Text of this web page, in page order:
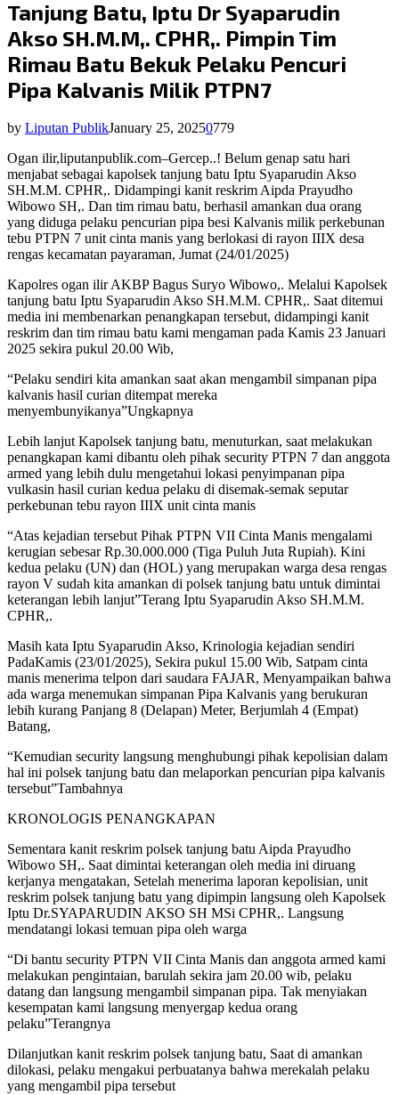
Tanjung Batu, Iptu Dr Syaparudin
Akso SH.M.M,. CPHR,. Pimpin Tim
Rimau Batu Bekuk Pelaku Pencuri
Pipa Kalvanis Milik PTPN7
by Liputan PublikJanuary 25, 20250779
Ogan ilir,liputanpublik.com–Gercep..! Belum genap satu hari
menjabat sebagai kapolsek tanjung batu Iptu Syaparudin Akso
SH.M.M. CPHR,. Didampingi kanit reskrim Aipda Prayudho
Wibowo SH,. Dan tim rimau batu, berhasil amankan dua orang
yang diduga pelaku pencurian pipa besi Kalvanis milik perkebunan
tebu PTPN 7 unit cinta manis yang berlokasi di rayon IIIX desa
rengas kecamatan payaraman, Jumat (24/01/2025)
Kapolres ogan ilir AKBP Bagus Suryo Wibowo,. Melalui Kapolsek
tanjung batu Iptu Syaparudin Akso SH.M.M. CPHR,. Saat ditemui
media ini membenarkan penangkapan tersebut, didampingi kanit
reskrim dan tim rimau batu kami mengaman pada Kamis 23 Januari
2025 sekira pukul 20.00 Wib,
“Pelaku sendiri kita amankan saat akan mengambil simpanan pipa
kalvanis hasil curian ditempat mereka
menyembunyikanya”Ungkapnya
Lebih lanjut Kapolsek tanjung batu, menuturkan, saat melakukan
penangkapan kami dibantu oleh pihak security PTPN 7 dan anggota
armed yang lebih dulu mengetahui lokasi penyimpanan pipa
vulkasin hasil curian kedua pelaku di disemak-semak seputar
perkebunan tebu rayon IIIX unit cinta manis
“Atas kejadian tersebut Pihak PTPN VII Cinta Manis mengalami
kerugian sebesar Rp.30.000.000 (Tiga Puluh Juta Rupiah). Kini
kedua pelaku (UN) dan (HOL) yang merupakan warga desa rengas
rayon V sudah kita amankan di polsek tanjung batu untuk dimintai
keterangan lebih lanjut”Terang Iptu Syaparudin Akso SH.M.M.
CPHR,.
Masih kata Iptu Syaparudin Akso, Krinologia kejadian sendiri
PadaKamis (23/01/2025), Sekira pukul 15.00 Wib, Satpam cinta
manis menerima telpon dari saudara FAJAR, Menyampaikan bahwa
ada warga menemukan simpanan Pipa Kalvanis yang berukuran
lebih kurang Panjang 8 (Delapan) Meter, Berjumlah 4 (Empat)
Batang,
“Kemudian security langsung menghubungi pihak kepolisian dalam
hal ini polsek tanjung batu dan melaporkan pencurian pipa kalvanis
tersebut”Tambahnya
KRONOLOGIS PENANGKAPAN
Sementara kanit reskrim polsek tanjung batu Aipda Prayudho
Wibowo SH,. Saat dimintai keterangan oleh media ini diruang
kerjanya mengatakan, Setelah menerima laporan kepolisian, unit
reskrim polsek tanjung batu yang dipimpin langsung oleh Kapolsek
Iptu Dr.SYAPARUDIN AKSO SH MSi CPHR,. Langsung
mendatangi lokasi temuan pipa oleh warga
“Di bantu security PTPN VII Cinta Manis dan anggota armed kami
melakukan pengintaian, barulah sekira jam 20.00 wib, pelaku
datang dan langsung mengambil simpanan pipa. Tak menyiakan
kesempatan kami langsung menyergap kedua orang
pelaku”Terangnya
Dilanjutkan kanit reskrim polsek tanjung batu, Saat di amankan
dilokasi, pelaku mengakui perbuatanya bahwa merekalah pelaku
yang mengambil pipa tersebut